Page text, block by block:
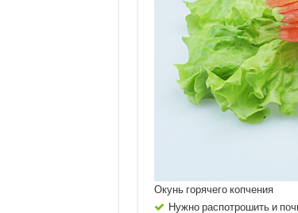
Окунь горячего копчения
Нужно распотрошить и